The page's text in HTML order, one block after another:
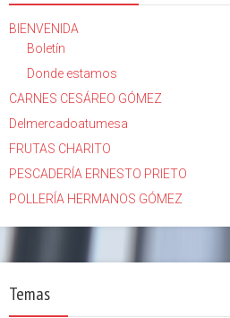
BIENVENIDA
Boletín
Donde estamos
CARNES CESÁREO GÓMEZ
Delmercadoatumesa
FRUTAS CHARITO
PESCADERÍA ERNESTO PRIETO
POLLERÍA HERMANOS GÓMEZ
Temas